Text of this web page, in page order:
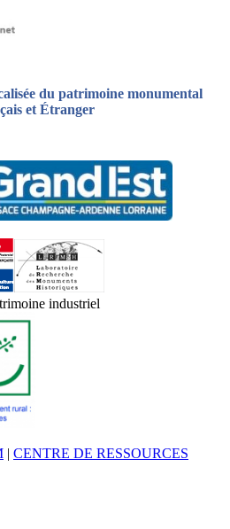
du patrimoine monumental
et Étranger
| CENTRE DE RESSOURCES